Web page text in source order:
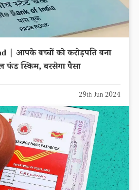
| आपके बच्चों को करोड़पति बना
फंड स्किम, बरसेगा पैसा
29th Jun 2024